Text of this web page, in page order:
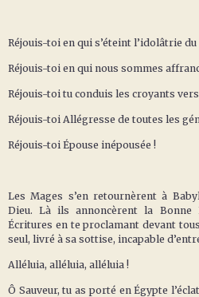
Réjouis-toi en qui s’éteint l’idolâtrie du
Réjouis-toi en qui nous sommes
Réjouis-toi tu conduis les croyants
Réjouis-toi Allégresse de toutes les
Réjouis-toi Épouse inépousée !
Les Mages s’en retournèrent à
Dieu. Là ils annoncèrent la Bonne
Écritures en te proclamant devant
seul, livré à sa sottise, incapable
Alléluia, alléluia, alléluia !
Ô Sauveur, tu as porté en Égypte